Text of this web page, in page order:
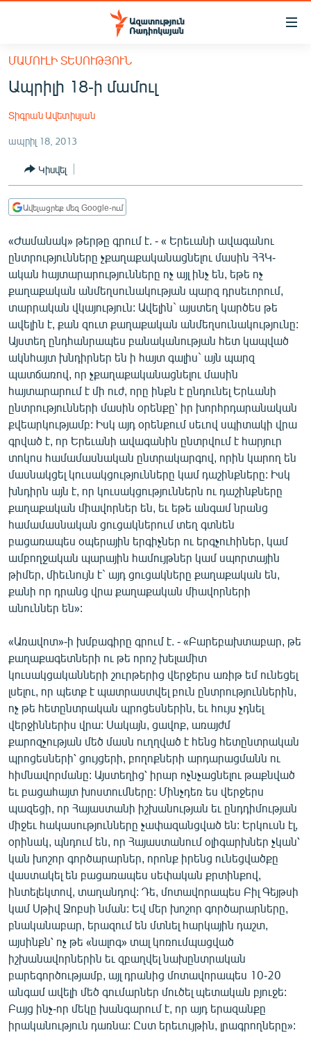
Մատչելիության
հիմնական
բովանդակությանը
հիմնական
մենյուին
ՀԱՅԱՍՏԱՆ
ՔԱՂԱՔԱԿԱՆ
ԸՆՏՐՈՒԹՅՈՒՆՆԵՐ 2026
ԻՐԱՎՈՒՆՔ
ՀԱՍԱՐԱԿՈՒԹՅՈՒՆ
ՂԱՐԱԲԱՂ
ՊԱՏԵՐԱԶՄԻ 6 ՇԱԲԱԹՆԵՐԸ
ՏԱՐԱԾԱՇՐՋԱՆ
ՄԻՋԱԶԳԱՅԻՆ
ՄՇԱԿՈՒՅԹ
ՍՊՈՐՏ
ՄԵԿՆԱԲԱՆՈՒԹՅՈՒՆ
ՏՏ ԵՒ ԻՆՏԵՐՆԵՏ
ԿՈՐՈՆԱՎԻՐՈՒՍ
ԱՐԽԻՎ
ՏԵՍԱՆՅՈՒԹԵՐ
ԲԱՆԱՎԵՃ
ՁԳՏԵԼՈՎ ԼԱՎԱԳՈՒՅՆԻՆ
ՓՈԴՔԱՍԹ
Հայերեն
English
Русский
ՀԵՏԵՎԵՔ ՄԵԶ
«Ազատության» բոլոր կայքերը
ՄԱՄՈՒԼԻ ՏԵՍՈՒԹՅՈՒՆ
Ապրիլի 18-ի մամուլ
Տիգրան Ավետիսյան
ապրիլ 18, 2013
Կիսվել
Ավելացրեք մեզ Google-ում
«Ժամանակ» թերթը գրում է. - « Երեւանի ավագանու
ընտրությունները չքաղաքականացնելու մասին ՀՀԿ-
ական հայտարարությունները ոչ այլ ինչ են, եթե ոչ
քաղաքական անմեղսունակության պարզ դրսեւորում,
տարրական վկայություն: Ավելին` այստեղ կարծես թե
ավելին է, քան զուտ քաղաքական անմեղսունակությունը:
Այստեղ ընդհանրապես բանականության հետ կապված
ակնհայտ խնդիրներ են ի հայտ գալիս` այն պարզ
պատճառով, որ չքաղաքականացնելու մասին
հայտարարում է մի ուժ, որը ինքն է ընդունել Երևանի
ընտրությունների մասին օրենքը՝ իր խորհրդարանական
քվեարկությամբ: Իսկ այդ օրենքում սեւով սպիտակի վրա
գրված է, որ Երեւանի ավագանին ընտրվում է հարյուր
տոկոս համամասնական ընտրակարգով, որին կարող են
մասնակցել կուսակցությունները կամ դաշինքները: Իսկ
խնդիրն այն է, որ կուսակցություններն ու դաշինքները
քաղաքական միավորներ են, եւ եթե անգամ նրանց
համամասնական ցուցակներում տեղ գտնեն
բացառապես օպերային երգիչներ ու երգչուհիներ, կամ
ամբողջական պարային համույթներ կամ սպորտային
թիմեր, միեւնույն է` այդ ցուցակները քաղաքական են,
քանի որ դրանց վրա քաղաքական միավորների
անուններ են»:
«Առավոտ»-ի խմբագիրը գրում է. - «Բարեբախտաբար, թե
քաղաքագետների ու թե որոշ խելամիտ
կուսակցականների շուրթերից վերջերս առիթ եմ ունեցել
լսելու, որ պետք է պատրաստվել բուն ընտրություններին,
ոչ թե հետընտրական պրոցեսներին, եւ հույս չդնել
վերջիններիս վրա: Սակայն, ցավոք, առայժմ
քարոզչության մեծ մասն ուղղված է հենց հետընտրական
պրոցեսների՝ ցույցերի, բողոքների արդարացմանն ու
հիմնավորմանը: Այստեղից՝ իրար ոչնչացնելու թաքնված
եւ բացահայտ խոստումները: Մինչդեռ ես վերջերս
պազեցի, որ Հայաստանի իշխանության եւ ընդդիմության
միջեւ հակասությունները չափազանցված են: Երկուսն էլ,
օրինակ, պնդում են, որ Հայաստանում օլիգարխներ չկան՝
կան խոշոր գործարարներ, որոնք իրենց ունեցվածքը
վաստակել են բացառապես սեփական քրտինքով,
ինտելեկտով, տաղանդով: Դե, մոտավորապես Բիլ Գեյթսի
կամ Սթիվ Ջոբսի նման: Եվ մեր խոշոր գործարարները,
բնականաբար, երազում են մտնել հարկային դաշտ,
այսինքն՝ ոչ թե «նալոգ» տալ կոռումպացված
իշխանավորներին եւ զբաղվել նախընտրական
բարեգործությամբ, այլ դրանից մոտավորապես 10-20
անգամ ավելի մեծ գումարներ մուծել պետական բյուջե:
Բայց ինչ-որ մեկը խանգարում է, որ այդ երազանքը
իրականություն դառնա: Ըստ երեւույթին, լրագրողները»: